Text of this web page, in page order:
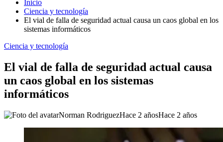
Inicio
Ciencia y tecnología
El vial de falla de seguridad actual causa un caos global en los
sistemas informáticos
Ciencia y tecnología
El vial de falla de seguridad actual causa
un caos global en los sistemas
informáticos
Norman RodriguezHace 2 añosHace 2 años